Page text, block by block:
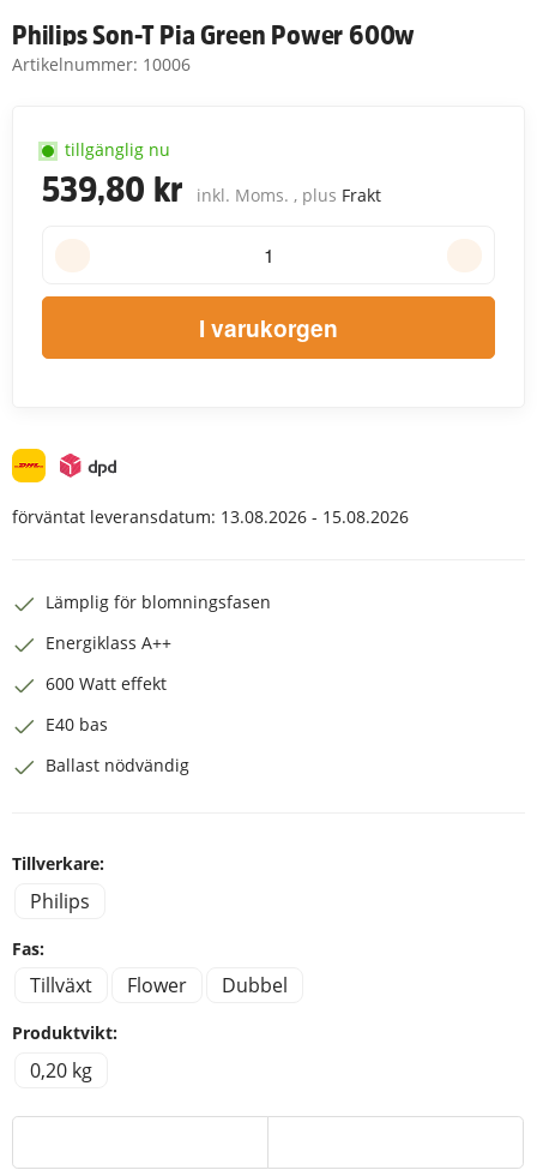
Philips Son-T Pia Green Power 600w
Artikelnummer: 10006
539,80 kr inkl. Moms. , plus Frakt
tillgänglig nu
I varukorgen
förväntat leveransdatum: 13.08.2026 - 15.08.2026
Lämplig för blomningsfasen
Energiklass A++
600 Watt effekt
E40 bas
Ballast nödvändig
Tillverkare:
Philips
Fas:
Tillväxt Flower Dubbel
Produktvikt:
0,20 kg